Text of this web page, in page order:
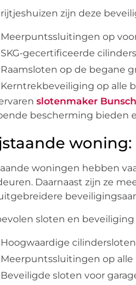
rijtjeshuizen zijn deze
Meerpuntssluitingen op
SKG-gecertificeerde cilinders
Raamsloten op de begane
Kerntrekbeveiliging op alle
slotenmaker
bescherming bieden
woningen hebben
Daarnaast zijn ze
sloten en
Hoogwaardige
Meerpuntssluitingen op
Beveiligde sloten voor